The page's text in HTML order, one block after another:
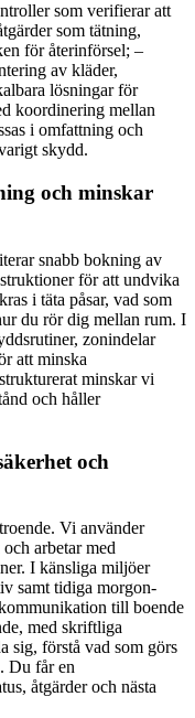
som verifierar att
som tätning,
för återinförsel; –
av kläder,
lösningar för
koordinering mellan
i omfattning och
skydd.
och minskar
snabb bokning av
för att undvika
i täta påsar, vad som
du rör dig mellan rum. I
zonindelar
att minska
minskar vi
och håller
och
Vi använder
arbetar med
I känsliga miljöer
samt tidiga morgon-
till boende
med skriftliga
sig, förstå vad som görs
Du får en
åtgärder och nästa